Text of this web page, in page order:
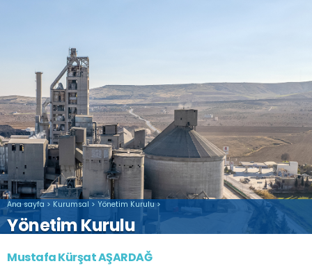
Ana sayfa > Kurumsal > Yönetim Kurulu>
Yönetim Kurulu
Mustafa Kürşat AŞARDAĞ